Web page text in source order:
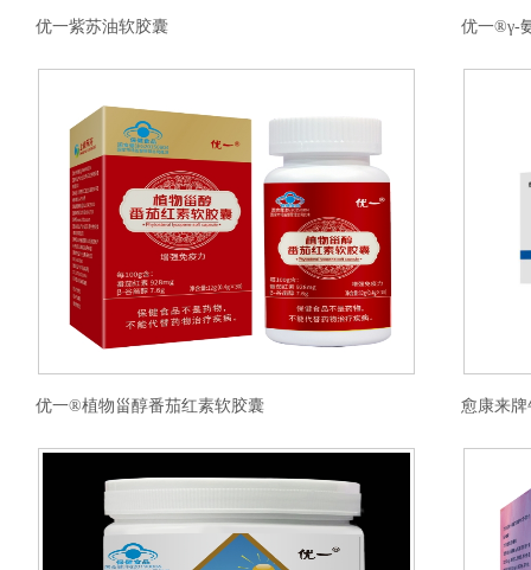
优一紫苏油软胶囊 优一®γ-
优一®植物甾醇番茄红素软胶囊 愈康来